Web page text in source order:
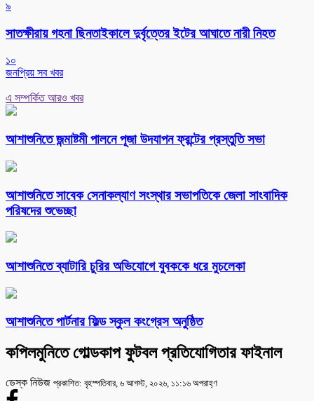
৯
সাতক্ষীরায় গহনা ছিনতাইকালে দুর্বৃত্তের ইটের আঘাতে নারী নিহত
১০
জনপ্রিয় সব খবর
এ সম্পর্কিত আরও খবর
আশাশুনিতে জন্মাষ্টমী পালনে পূজা উদযাপন ফ্রন্টের প্রস্তুতি সভা
আশাশুনিতে সাবেক সেনাকল্যাণ সংস্থার সভাপতিকে জেলা সাংবাদিক
পরিষদের শুভেচ্ছা
আশাশুনিতে ব্যাটারি চুরির অভিযোগে যুবককে ধরে মুচলেকা
আশাশুনিতে পার্টনার ফিল্ড স্কুল কংগ্রেস অনুষ্ঠিত
কপিলমুনিতে গোল্ডকাপ ফুটবল প্রতিযোগিতার ফাইনাল
ডেস্ক নিউজ প্রকাশিত: বৃহস্পতিবার, ৬ আগস্ট, ২০২৬, ১১:১৬ অপরাহ্ণ